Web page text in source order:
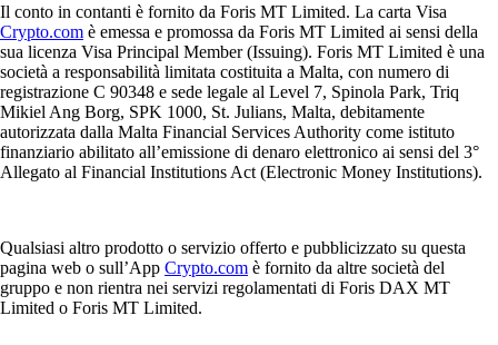
Il conto in contanti è fornito da Foris MT Limited. La carta Visa
Crypto.com è emessa e promossa da Foris MT Limited ai sensi della
sua licenza Visa Principal Member (Issuing). Foris MT Limited è una
società a responsabilità limitata costituita a Malta, con numero di
registrazione C 90348 e sede legale al Level 7, Spinola Park, Triq
Mikiel Ang Borg, SPK 1000, St. Julians, Malta, debitamente
autorizzata dalla Malta Financial Services Authority come istituto
finanziario abilitato all’emissione di denaro elettronico ai sensi del 3°
Allegato al Financial Institutions Act (Electronic Money Institutions).
Qualsiasi altro prodotto o servizio offerto e pubblicizzato su questa
pagina web o sull’App Crypto.com è fornito da altre società del
gruppo e non rientra nei servizi regolamentati di Foris DAX MT
Limited o Foris MT Limited.